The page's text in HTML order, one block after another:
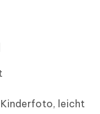
Kinderfoto, leicht